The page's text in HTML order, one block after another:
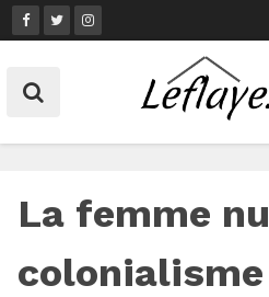
Skip
to
La femme
colonialisme